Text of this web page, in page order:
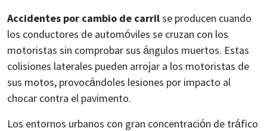
Accidentes por cambio de carrilse producen cuando
los conductores de automóviles se cruzan con los
motoristas sin comprobar sus ángulos muertos. Estas
colisiones laterales pueden arrojar a los motoristas de
sus motos, provocándoles lesiones por impacto al
chocar contra el pavimento.
Los entornos urbanos con gran concentración de tráfico